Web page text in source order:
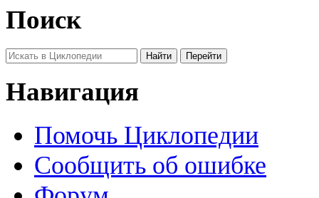
Поиск
Навигация
Помочь Циклопедии
Сообщить об ошибке